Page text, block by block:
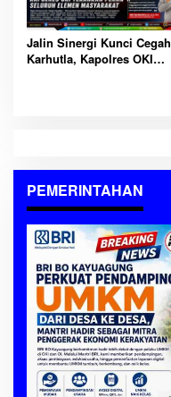
Jalin Sinergi Kunci Cegah
Karhutla, Kapolres OKI
PEMERINTAHAN